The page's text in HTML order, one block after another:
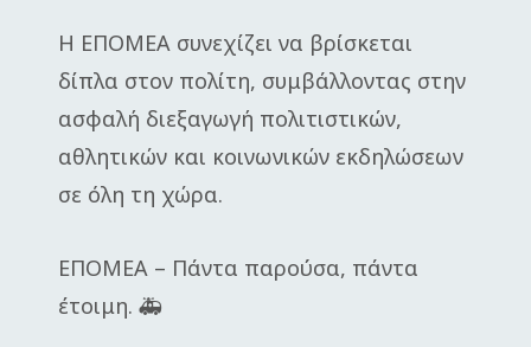
Η ΕΠΟΜΕΑ συνεχίζει να βρίσκεται
δίπλα στον πολίτη, συμβάλλοντας στην
ασφαλή διεξαγωγή πολιτιστικών,
αθλητικών και κοινωνικών εκδηλώσεων
σε όλη τη χώρα.
ΕΠΟΜΕΑ – Πάντα παρούσα, πάντα
έτοιμη. 🚑